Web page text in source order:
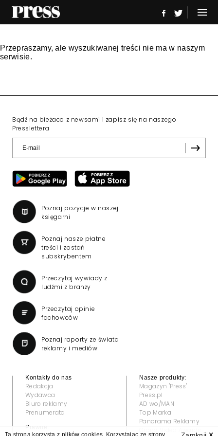
Przepraszamy, ale wyszukiwanej treści nie ma w naszym
serwisie.
Bądź na bieżaco z newsami i zapisz się na naszego
Presslettera
Poznaj pozycje w naszej
księgarni
Poznaj nasze płatne
treści i zostań
subskrybentem
Przeczytaj wywiady z
ludźmi z branży
Przeczytaj opinie
fachowców
Poznaj raporty ze świata
reklamy i mediów
Kontakty do nas
Redakcja
Wydawca
Biuro reklamy
Prenumerata
Prawne:
Nasze produkty:
Magazyn "Press"
Press.pl
AD wo/MAN
Top Marka
Panorama Reklamy
Ta strona korzysta z plików cookies. Korzystając ze strony